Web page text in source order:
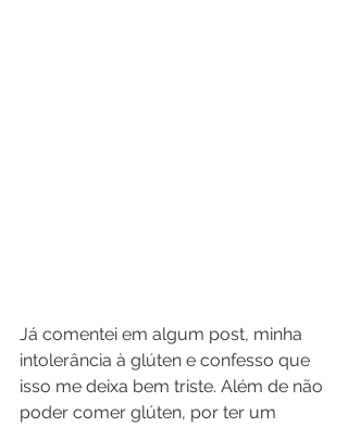
Já comentei em algum post, minha
intolerância à glúten e confesso que
isso me deixa bem triste. Além de não
poder comer glúten, por ter um